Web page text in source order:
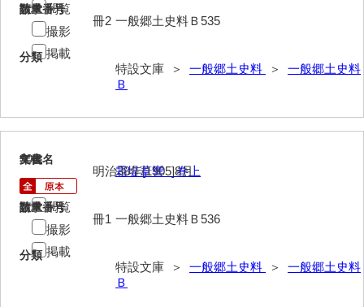
請求番号
一般郷土史料Ｂ535
分類
特設文庫 ＞ 一般郷土史料 ＞ 一般郷土史料
Ｂ
数量
冊2
閲覧
撮影
掲載
908
文書名
霜堤葦響 巻上
請求番号
一般郷土史料Ｂ536
分類
特設文庫 ＞ 一般郷土史料 ＞ 一般郷土史料
Ｂ
年代
明治38年[1905]8月
数量
冊1
閲覧
撮影
掲載